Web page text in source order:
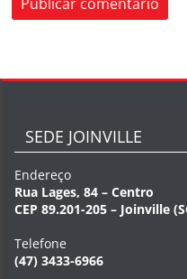
SEDE JOINVILLE
Endereço
Rua Lages, 84 – Centro
CEP 89.201-205 – Joinville
Telefone
(47) 3433-6966